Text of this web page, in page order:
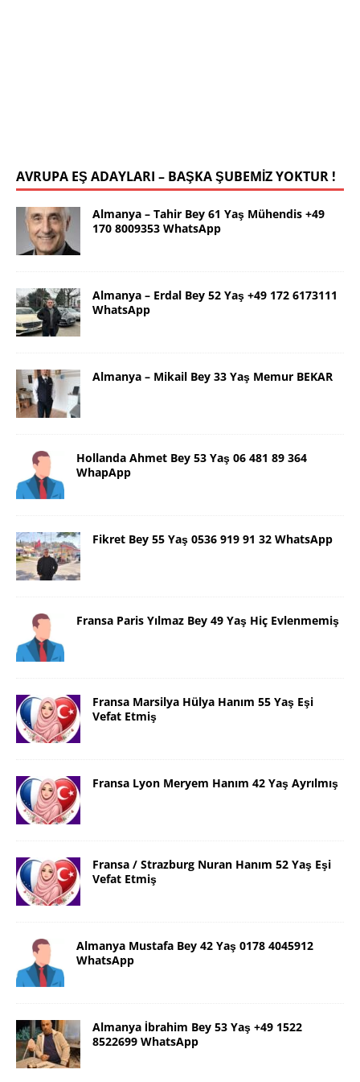
AVRUPA EŞ ADAYLARI – BAŞKA ŞUBEMİZ YOKTUR !
Almanya – Tahir Bey 61 Yaş Mühendis +49
170 8009353 WhatsApp
Almanya – Erdal Bey 52 Yaş +49 172 6173111
WhatsApp
Almanya – Mikail Bey 33 Yaş Memur BEKAR
Hollanda Ahmet Bey 53 Yaş 06 481 89 364
WhapApp
Fikret Bey 55 Yaş 0536 919 91 32 WhatsApp
Fransa Paris Yılmaz Bey 49 Yaş Hiç Evlenmemiş
Fransa Marsilya Hülya Hanım 55 Yaş Eşi
Vefat Etmiş
Fransa Lyon Meryem Hanım 42 Yaş Ayrılmış
Fransa / Strazburg Nuran Hanım 52 Yaş Eşi
Vefat Etmiş
Almanya Mustafa Bey 42 Yaş 0178 4045912
WhatsApp
Almanya İbrahim Bey 53 Yaş +49 1522
8522699 WhatsApp